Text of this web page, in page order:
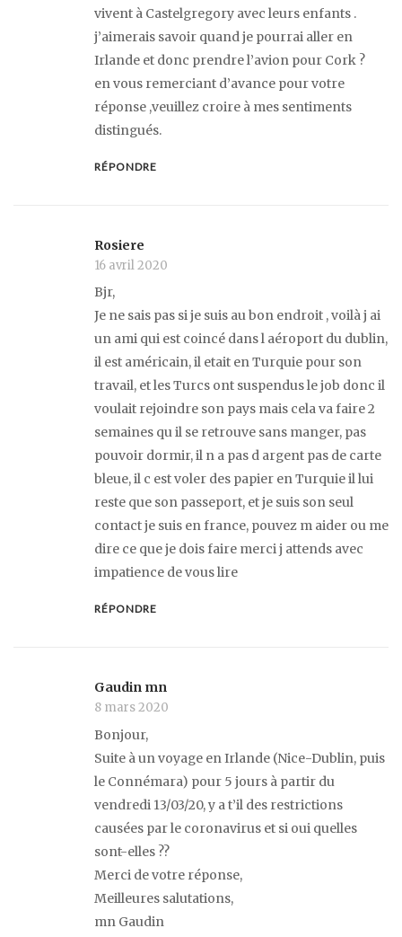
vivent à Castelgregory avec leurs enfants .
j’aimerais savoir quand je pourrai aller en
Irlande et donc prendre l’avion pour Cork ?
en vous remerciant d’avance pour votre
réponse ,veuillez croire à mes sentiments
distingués.
RÉPONDRE
Rosiere
16 avril 2020
Bjr,
Je ne sais pas si je suis au bon endroit , voilà j ai
un ami qui est coincé dans l aéroport du dublin,
il est américain, il etait en Turquie pour son
travail, et les Turcs ont suspendus le job donc il
voulait rejoindre son pays mais cela va faire 2
semaines qu il se retrouve sans manger, pas
pouvoir dormir, il n a pas d argent pas de carte
bleue, il c est voler des papier en Turquie il lui
reste que son passeport, et je suis son seul
contact je suis en france, pouvez m aider ou me
dire ce que je dois faire merci j attends avec
impatience de vous lire
RÉPONDRE
Gaudin mn
8 mars 2020
Bonjour,
Suite à un voyage en Irlande (Nice-Dublin, puis
le Connémara) pour 5 jours à partir du
vendredi 13/03/20, y a t’il des restrictions
causées par le coronavirus et si oui quelles
sont-elles ??
Merci de votre réponse,
Meilleures salutations,
mn Gaudin